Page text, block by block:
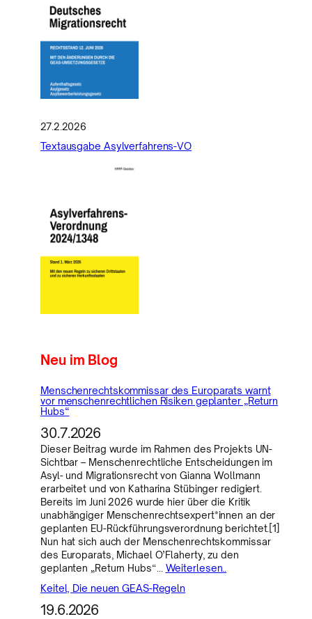
27.2.2026
Textausgabe Asylverfahrens-VO
Neu im Blog
Menschenrechtskommissar des Europarats warnt
vor menschenrechtlichen Risiken geplanter „Return
Hubs“
30.7.2026
Dieser Beitrag wurde im Rahmen des Projekts UN-
Sichtbar – Menschenrechtliche Entscheidungen im
Asyl- und Migrationsrecht von Gianna Wollmann
erarbeitet und von Katharina Stübinger redigiert.
Bereits im Juni 2026 wurde hier über die Kritik
unabhängiger Menschenrechtsexpert*innen an der
geplanten EU-Rückführungsverordnung berichtet.[1]
Nun hat sich auch der Menschenrechtskommissar
des Europarats, Michael O’Flaherty, zu den
geplanten „Return Hubs“… Weiterlesen..
Keitel, Die neuen GEAS-Regeln
19.6.2026